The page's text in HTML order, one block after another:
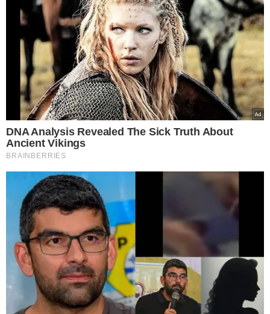
*** AS OPINIÕES AQUI CONTIDAS NÃO EXPRESSAM A
OPINIÃO NO GRUPO MEIO.
TÓPICOS
PIAUÍ TURISMO COMÉRCIO
LUÍS CORREIA
MERCADO MUNICIPAL